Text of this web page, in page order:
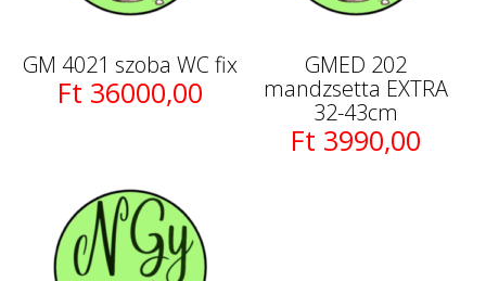
GM 4021 szoba WC fix
Ft 36000,00
GMED 202
mandzsetta EXTRA
32-43cm
Ft 3990,00